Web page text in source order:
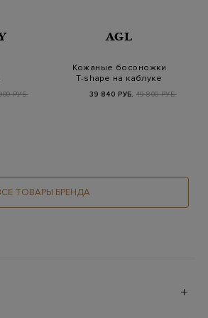
РУБ.
AGL
Кожаные босоножки
T-shape на каблуке
39 840 РУБ. 49 800 РУБ.
ТОВАРЫ БРЕНДА